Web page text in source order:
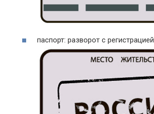
паспорт: разворот с регистрацией